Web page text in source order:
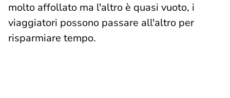
molto affollato ma l'altro è quasi vuoto, i
viaggiatori possono passare all'altro per
risparmiare tempo.